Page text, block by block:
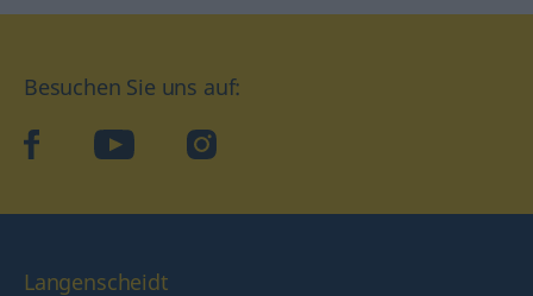
Besuchen Sie uns auf:
facebook YouTube Instagram
Langenscheidt